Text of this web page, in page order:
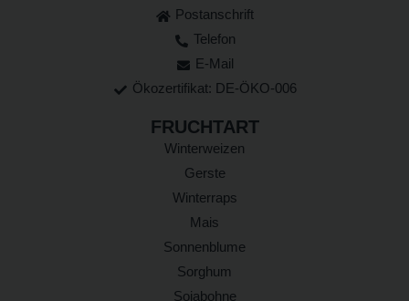
Postanschrift
Telefon
E-Mail
Ökozertifikat: DE-ÖKO-006
FRUCHTART
Winterweizen
Gerste
Winterraps
Mais
Sonnenblume
Sorghum
Sojabohne